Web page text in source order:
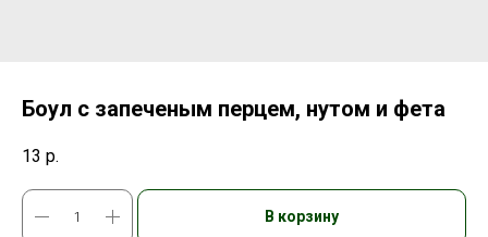
Боул с запеченым перцем, нутом и фета
13 р.
В корзину